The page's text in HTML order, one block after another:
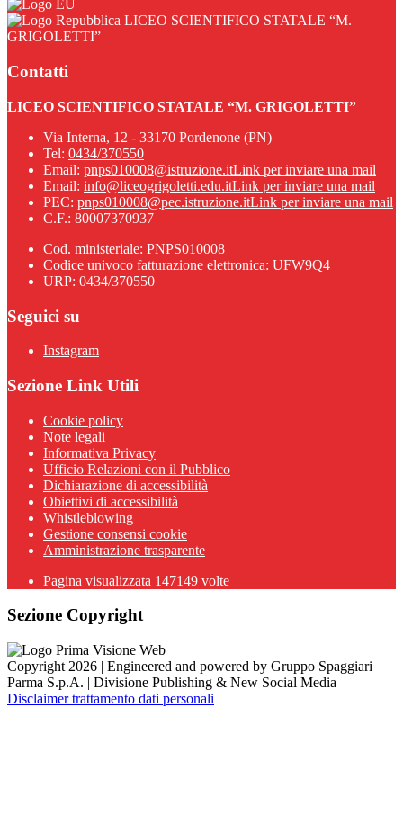
LICEO SCIENTIFICO STATALE “M.
GRIGOLETTI”
Contatti
LICEO SCIENTIFICO STATALE “M. GRIGOLETTI”
Via Interna, 12 - 33170 Pordenone (PN)
Tel: 0434/370550
Email: pnps010008@istruzione.itLink per inviare una mail
Email: info@liceogrigoletti.edu.itLink per inviare una mail
PEC: pnps010008@pec.istruzione.itLink per inviare una mail
C.F.: 80007370937
Cod. ministeriale: PNPS010008
Codice univoco fatturazione elettronica: UFW9Q4
URP: 0434/370550
Seguici su
Instagram
Sezione Link Utili
Cookie policy
Note legali
Informativa Privacy
Ufficio Relazioni con il Pubblico
Dichiarazione di accessibilità
Obiettivi di accessibilità
Whistleblowing
Gestione consensi cookie
Amministrazione trasparente
Pagina visualizzata 147149 volte
Sezione Copyright
Copyright 2026 | Engineered and powered by Gruppo Spaggiari
Parma S.p.A. | Divisione Publishing & New Social Media
Disclaimer trattamento dati personali